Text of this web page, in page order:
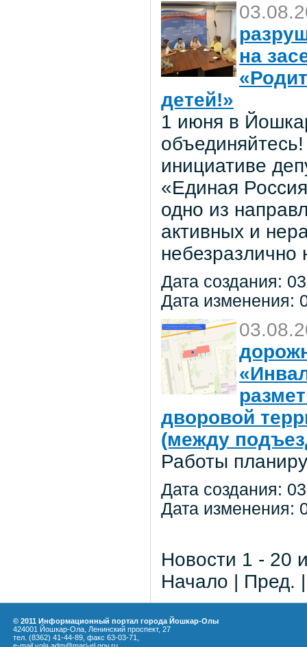
на
детей!»
1 июня в
инициативе
«Единая
одно из
активных и
Дата создания:
Дата изменения:
дворовой
(между
Работы
Дата создания:
Дата изменения:
Новости 1 - 20
Начало | Пред.
© 2011 Информационный портал города Йошкар-Олы
424001 Йошкар-Ола, Ленинский проспект, 27
тел. (8362) 41-44-89, факс 63-03-71,